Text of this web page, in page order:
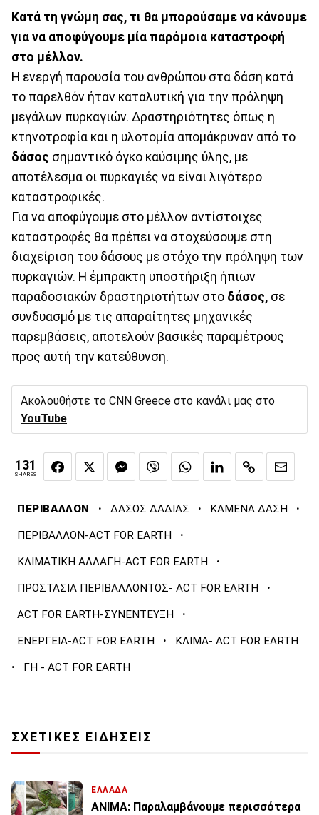
Κατά τη γνώμη σας, τι θα μπορούσαμε να κάνουμε
για να αποφύγουμε μία παρόμοια καταστροφή
στο μέλλον.
Η ενεργή παρουσία του ανθρώπου στα δάση κατά
το παρελθόν ήταν καταλυτική για την πρόληψη
μεγάλων πυρκαγιών. Δραστηριότητες όπως η
κτηνοτροφία και η υλοτομία απομάκρυναν από το
δάσος σημαντικό όγκο καύσιμης ύλης, με
αποτέλεσμα οι πυρκαγιές να είναι λιγότερο
καταστροφικές.
Για να αποφύγουμε στο μέλλον αντίστοιχες
καταστροφές θα πρέπει να στοχεύσουμε στη
διαχείριση του δάσους με στόχο την πρόληψη των
πυρκαγιών. Η έμπρακτη υποστήριξη ήπιων
παραδοσιακών δραστηριοτήτων στο δάσος, σε
συνδυασμό με τις απαραίτητες μηχανικές
παρεμβάσεις, αποτελούν βασικές παραμέτρους
προς αυτή την κατεύθυνση.
Ακολουθήστε το CNN Greece στο κανάλι μας στο
YouTube
131
SHARES
ΠΕΡΙΒΑΛΛΟΝ · ΔΑΣΟΣ ΔΑΔΙΑΣ · ΚΑΜΕΝΑ ΔΑΣΗ ·
ΠΕΡΙΒΑΛΛΟΝ-ACT FOR EARTH ·
ΚΛΙΜΑΤΙΚΗ ΑΛΛΑΓΗ-ACT FOR EARTH ·
ΠΡΟΣΤΑΣΙΑ ΠΕΡΙΒΑΛΛΟΝΤΟΣ- ACT FOR EARTH ·
ACT FOR EARTH-ΣΥΝΕΝΤΕΥΞΗ ·
ΕΝΕΡΓΕΙΑ-ACT FOR EARTH · ΚΛΙΜΑ- ACT FOR EARTH
· ΓΗ - ACT FOR EARTH
ΣΧΕΤΙΚΕΣ ΕΙΔΗΣΕΙΣ
ΕΛΛΑΔΑ
ΑΝΙΜΑ: Παραλαμβάνουμε περισσότερα